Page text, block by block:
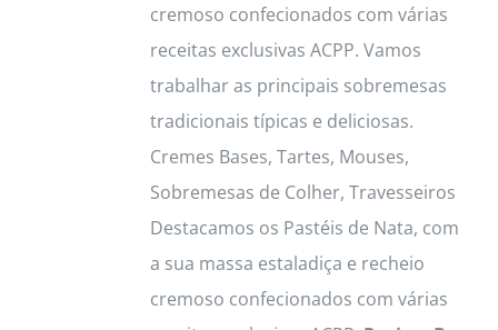
cremoso confecionados com várias
receitas exclusivas ACPP. Vamos
trabalhar as principais sobremesas
tradicionais típicas e deliciosas.
Cremes Bases, Tartes, Mouses,
Sobremesas de Colher, Travesseiros
Destacamos os Pastéis de Nata, com
a sua massa estaladiça e recheio
cremoso confecionados com várias